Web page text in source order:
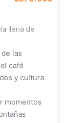
llena de
las
café
y cultura
momentos